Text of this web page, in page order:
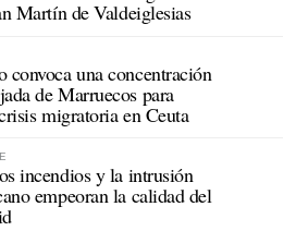
Martín de Valdeiglesias
convoca una concentración
de Marruecos para
migratoria en Ceuta
incendios y la intrusión
empeoran la calidad del